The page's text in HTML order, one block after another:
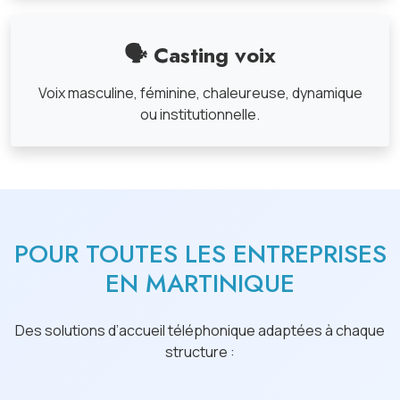
🗣 Casting voix
Voix masculine, féminine, chaleureuse, dynamique
ou institutionnelle.
POUR TOUTES LES ENTREPRISES
EN MARTINIQUE
Des solutions d’accueil téléphonique adaptées à chaque
structure :